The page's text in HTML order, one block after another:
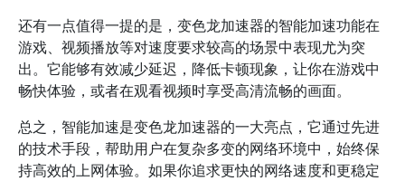
还有一点值得一提的是，变色龙加速器的智能加速功能在
游戏、视频播放等对速度要求较高的场景中表现尤为突
出。它能够有效减少延迟，降低卡顿现象，让你在游戏中
畅快体验，或者在观看视频时享受高清流畅的画面。
总之，智能加速是变色龙加速器的一大亮点，它通过先进
的技术手段，帮助用户在复杂多变的网络环境中，始终保
持高效的上网体验。如果你追求更快的网络速度和更稳定